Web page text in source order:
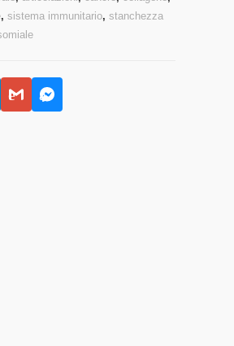
,sistema immunitario,stanchezza